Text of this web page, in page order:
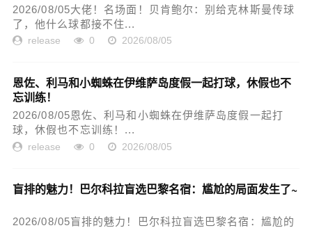
2026/08/05大佬！名场面！贝肯鲍尔：别给克林斯曼传球
了，他什么球都接不住...
release 0 2026/08/05
恩佐、利马和小蜘蛛在伊维萨岛度假一起打球，休假也不
忘训练！
2026/08/05恩佐、利马和小蜘蛛在伊维萨岛度假一起打
球，休假也不忘训练！...
release 0 2026/08/05
盲排的魅力！巴尔科拉盲选巴黎名宿：尴尬的局面发生了~
2026/08/05盲排的魅力！巴尔科拉盲选巴黎名宿：尴尬的